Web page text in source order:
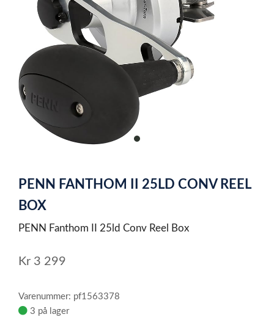
item
of
1
PENN FANTHOM II 25LD CONV REEL
BOX
PENN Fanthom II 25ld Conv Reel Box
Kr 3 299
Varenummer: pf1563378
3 på lager